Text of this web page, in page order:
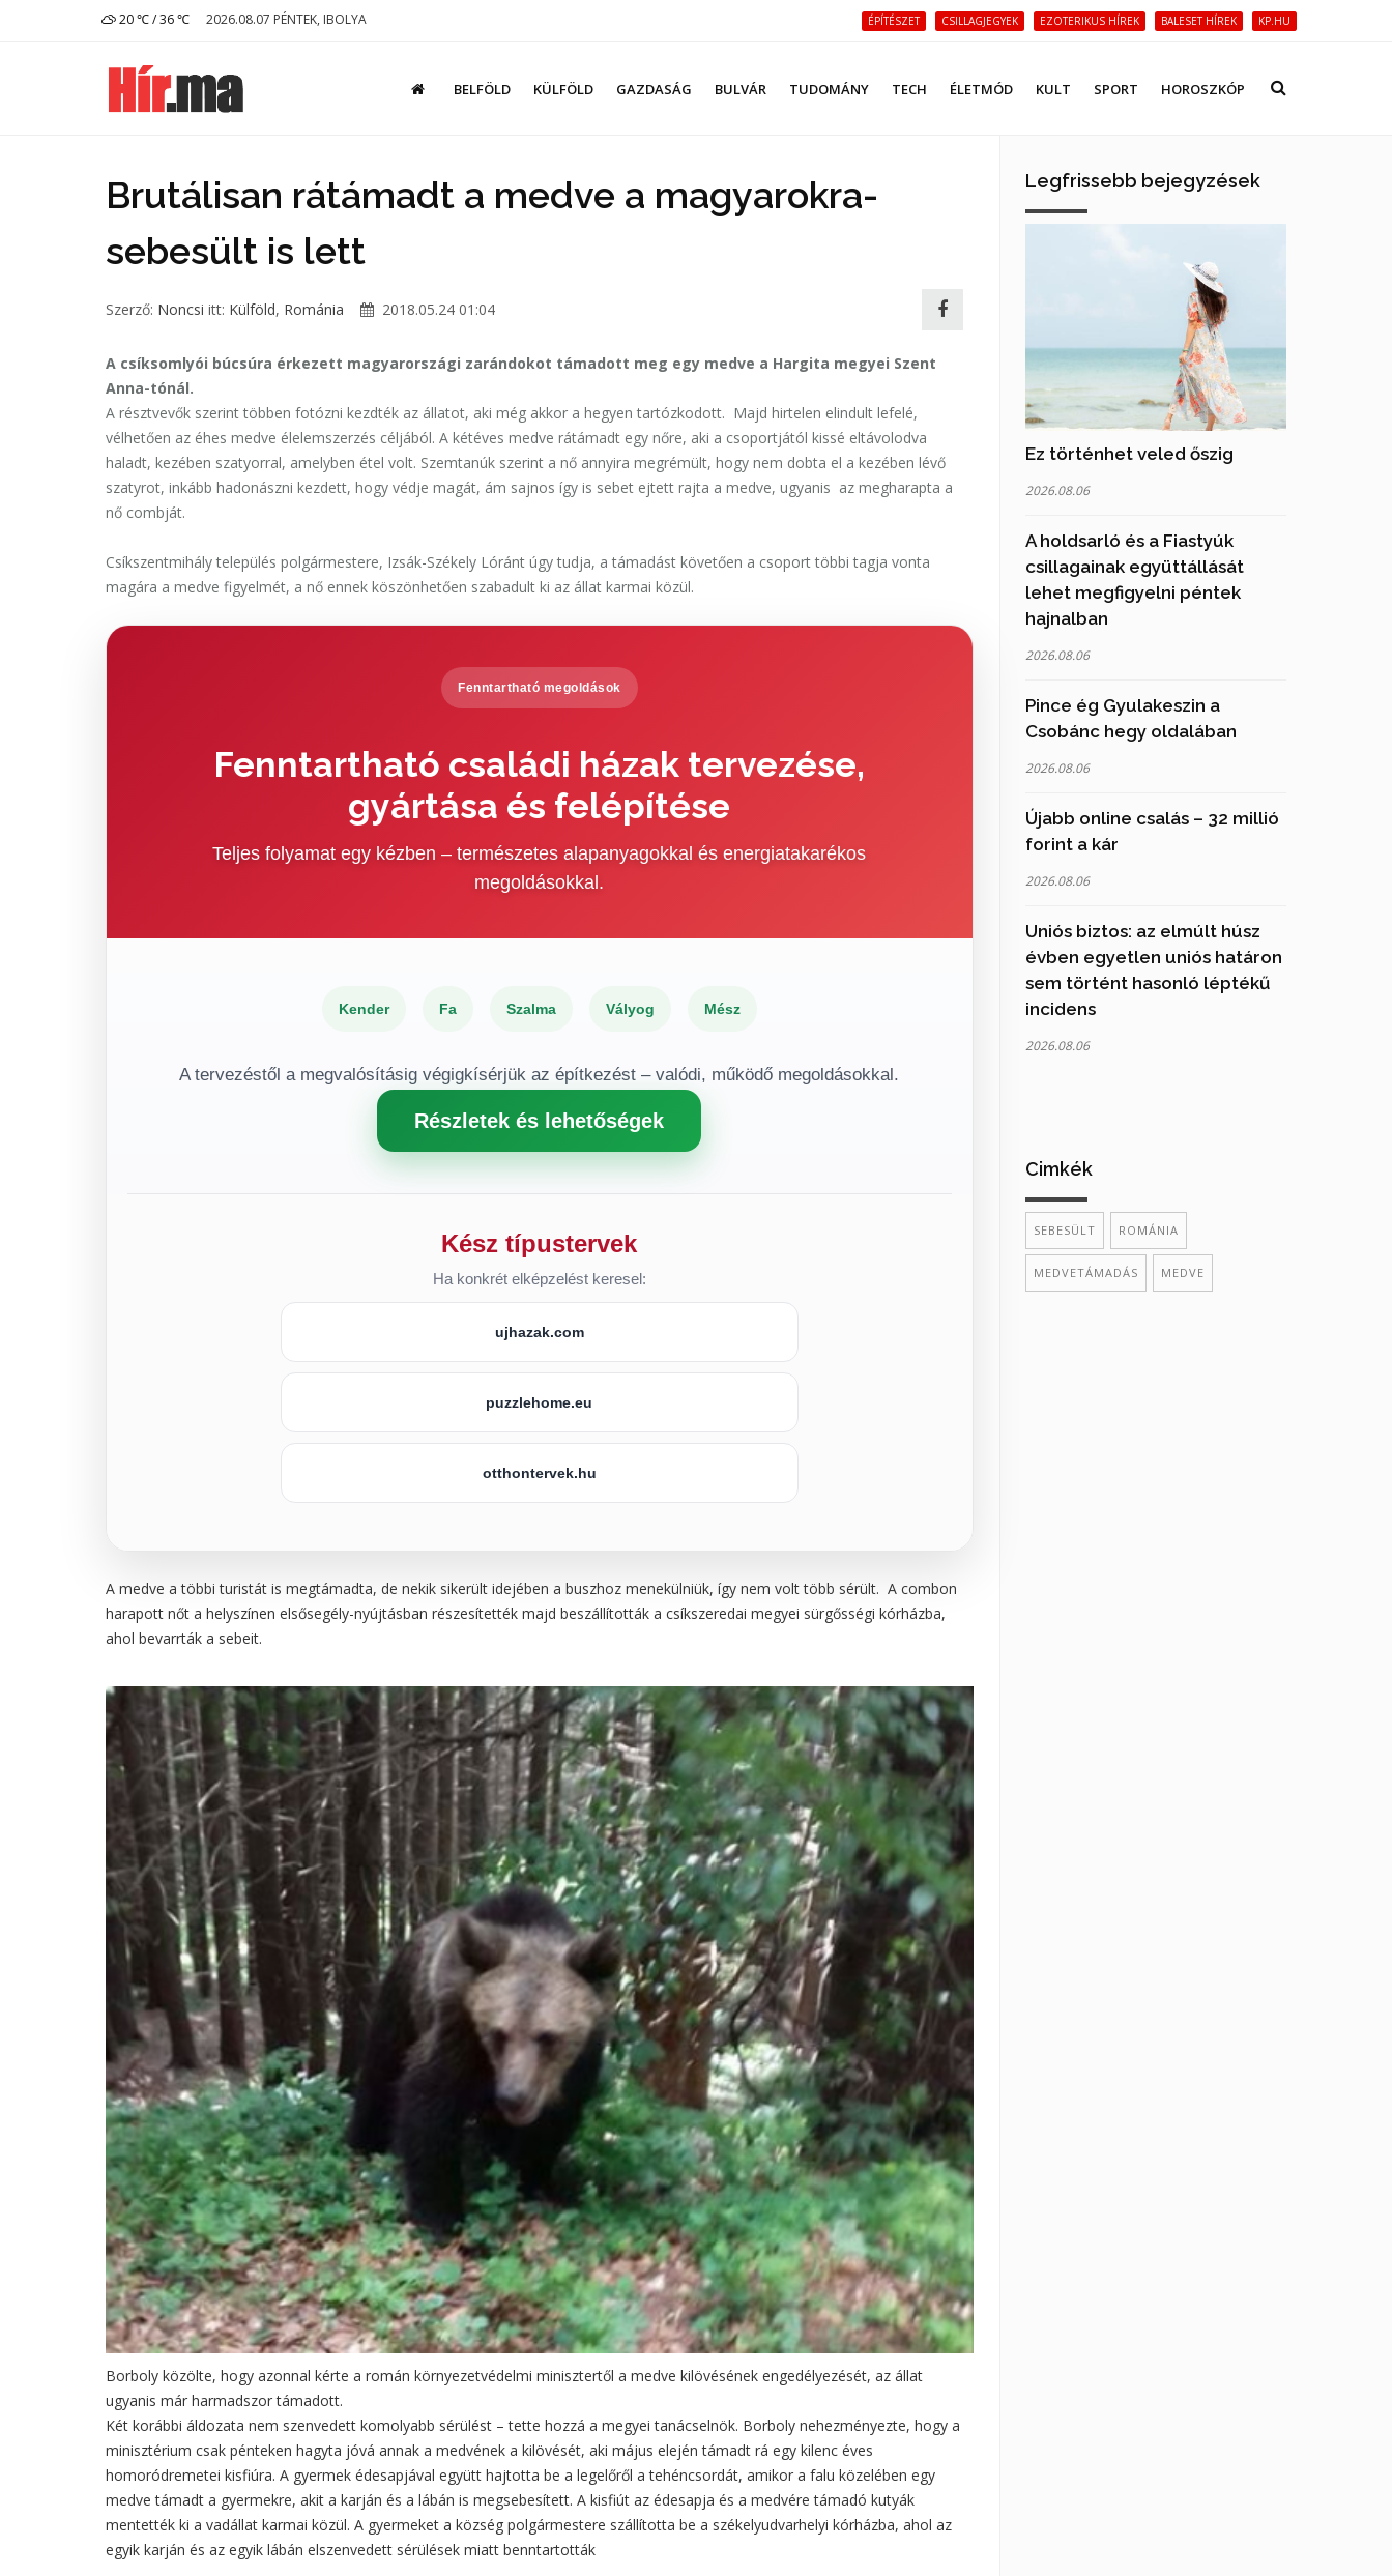
20 ℃ / 36 ℃ 2026.08.07 PÉNTEK, IBOLYA ÉPÍTÉSZET CSILLAGJEGYEK EZOTERIKUS HÍREK BALESET HÍREK KP.HU
BELFÖLD KÜLFÖLD GAZDASÁG BULVÁR TUDOMÁNY TECH ÉLETMÓD KULT SPORT HOROSZKÓP
Brutálisan rátámadt a medve a magyarokra-
sebesült is lett
Szerző: Noncsi itt: Külföld, Románia 2018.05.24 01:04
A csíksomlyói búcsúra érkezett magyarországi zarándokot támadott meg egy medve a Hargita megyei Szent
Anna-tónál.
A résztvevők szerint többen fotózni kezdték az állatot, aki még akkor a hegyen tartózkodott. Majd hirtelen elindult lefelé,
vélhetően az éhes medve élelemszerzés céljából. A kétéves medve rátámadt egy nőre, aki a csoportjától kissé eltávolodva
haladt, kezében szatyorral, amelyben étel volt. Szemtanúk szerint a nő annyira megrémült, hogy nem dobta el a kezében lévő
szatyrot, inkább hadonászni kezdett, hogy védje magát, ám sajnos így is sebet ejtett rajta a medve, ugyanis az megharapta a
nő combját.
Csíkszentmihály település polgármestere, Izsák-Székely Lóránt úgy tudja, a támadást követően a csoport többi tagja vonta
magára a medve figyelmét, a nő ennek köszönhetően szabadult ki az állat karmai közül.
Fenntartható megoldások
Fenntartható családi házak tervezése,
gyártása és felépítése
Teljes folyamat egy kézben – természetes alapanyagokkal és energiatakarékos
megoldásokkal.
Kender Fa Szalma Vályog Mész
A tervezéstől a megvalósításig végigkísérjük az építkezést – valódi, működő megoldásokkal.
Részletek és lehetőségek
Kész típustervek
Ha konkrét elképzelést keresel:
ujhazak.com
puzzlehome.eu
otthontervek.hu
A medve a többi turistát is megtámadta, de nekik sikerült idejében a buszhoz menekülniük, így nem volt több sérült. A combon
harapott nőt a helyszínen elsősegély-nyújtásban részesítették majd beszállították a csíkszeredai megyei sürgősségi kórházba,
ahol bevarrták a sebeit.
Borboly közölte, hogy azonnal kérte a román környezetvédelmi minisztertől a medve kilövésének engedélyezését, az állat
ugyanis már harmadszor támadott.
Két korábbi áldozata nem szenvedett komolyabb sérülést – tette hozzá a megyei tanácselnök. Borboly nehezményezte, hogy a
minisztérium csak pénteken hagyta jóvá annak a medvének a kilövését, aki május elején támadt rá egy kilenc éves
homoródremetei kisfiúra. A gyermek édesapjával együtt hajtotta be a legelőről a tehéncsordát, amikor a falu közelében egy
medve támadt a gyermekre, akit a karján és a lábán is megsebesített. A kisfiút az édesapja és a medvére támadó kutyák
mentették ki a vadállat karmai közül. A gyermeket a község polgármestere szállította be a székelyudvarhelyi kórházba, ahol az
egyik karján és az egyik lábán elszenvedett sérülések miatt benntartották
Legfrissebb bejegyzések
Ez történhet veled őszig
2026.08.06
A holdsarló és a Fiastyúk
csillagainak együttállását
lehet megfigyelni péntek
hajnalban
2026.08.06
Pince ég Gyulakeszin a
Csobánc hegy oldalában
2026.08.06
Újabb online csalás – 32 millió
forint a kár
2026.08.06
Uniós biztos: az elmúlt húsz
évben egyetlen uniós határon
sem történt hasonló léptékű
incidens
2026.08.06
Cimkék
SEBESÜLT ROMÁNIA
MEDVETÁMADÁS MEDVE